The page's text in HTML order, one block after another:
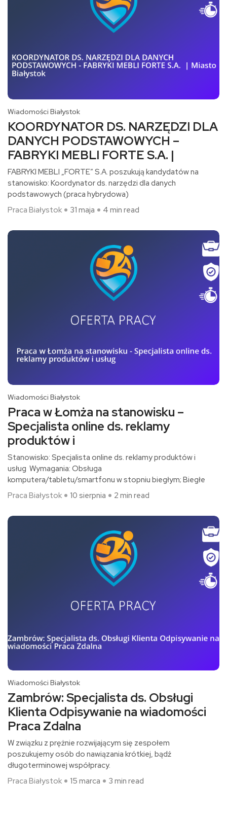
Wiadomości Białystok
KOORDYNATOR DS. NARZĘDZI DLA
DANYCH PODSTAWOWYCH –
FABRYKI MEBLI FORTE S.A. |
FABRYKI MEBLI „FORTE” S.A. poszukują kandydatów na
stanowisko: Koordynator ds. narzędzi dla danych
podstawowych (praca hybrydowa)​
Praca Białystok
31 maja 4 min read
Wiadomości Białystok
Praca w Łomża na stanowisku –
Specjalista online ds. reklamy
produktów i
Stanowisko: Specjalista online ds. reklamy produktów i
usług Wymagania: Obsługa
komputera/tabletu/smartfonu w stopniu biegłym; Biegłe
Praca Białystok
10 sierpnia 2 min read
Wiadomości Białystok
Zambrów: Specjalista ds. Obsługi
Klienta Odpisywanie na wiadomości
Praca Zdalna
W związku z prężnie rozwijającym się zespołem
poszukujemy osób do nawiązania krótkiej, bądź
długoterminowej współpracy.
Praca Białystok
15 marca 3 min read